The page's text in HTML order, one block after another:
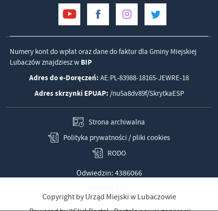
Numery kont do wpłat oraz dane do faktur dla Gminy Miejskiej
Lubaczów znajdziesz w BIP
Adres do e-Doręczeń: AE:PL-83988-18165-JEWRE-18
Adres skrzynki EPUAP: /nu5a8dv89f/SkrytkaESP
Strona archiwalna
Polityka prywatności / pliki cookies
RODO
Odwiedzin: 4386066
Copyright by Urząd Miejski w Lubaczowie